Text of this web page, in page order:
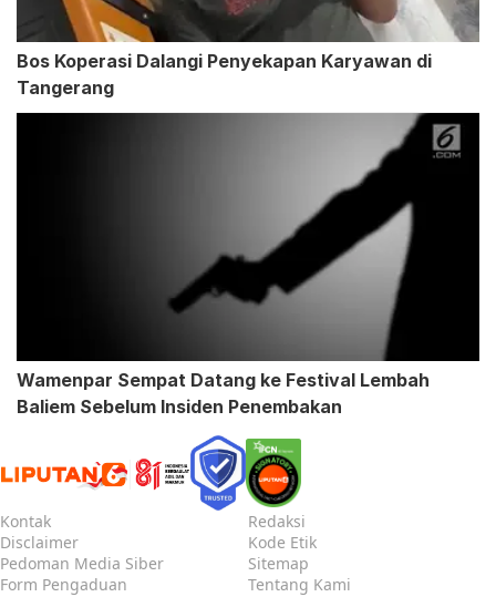
Bos Koperasi Dalangi Penyekapan Karyawan di
Tangerang
Wamenpar Sempat Datang ke Festival Lembah
Baliem Sebelum Insiden Penembakan
Kontak
Redaksi
Disclaimer
Kode Etik
Pedoman Media Siber
Sitemap
Form Pengaduan
Tentang Kami